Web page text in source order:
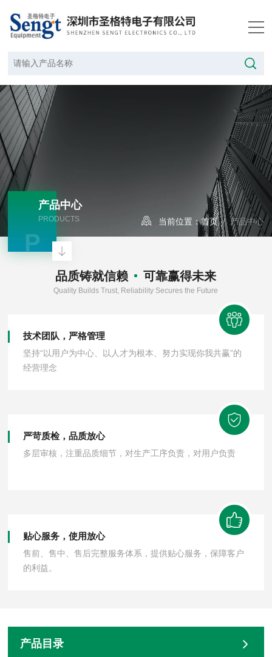
产品中心
PRODUCTS
P
当前位置：首页/ 产品中心
品质铸就信赖 可靠赢得未来
Quality Builds Trust, Reliability Secures the Future
技术团队，严格管理
坚持“以用户为中心、以人才为根本、努力实现你我共赢”的
经营理念
严苛质检，品质放心
多层审核，注重品质细节，对生产工序负责，对用户负责
贴心服务，使用放心
售前、售中、售后完整服务体系，提供贴心服务，保障客户
的利益。
产品目录